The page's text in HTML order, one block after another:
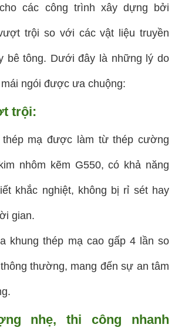
các công trình xây dựng bởi
trội so với các vật liệu truyền
bê tông. Dưới đây là những lý do
ngói được ưa chuộng:
trội:
thép mạ được làm từ thép cường
nhôm kẽm G550, có khả năng
khắc nghiệt, không bị rỉ sét hay
gian.
khung thép mạ cao gấp 4 lần so
thường, mang đến sự an tâm
nhẹ, thi công nhanh